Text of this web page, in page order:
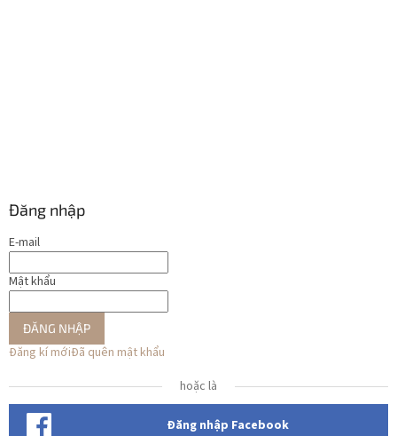
Đăng nhập
E-mail
Mật khẩu
ĐĂNG NHẬP
Đăng kí mớiĐã quên mật khẩu
hoặc là
Đăng nhập Facebook